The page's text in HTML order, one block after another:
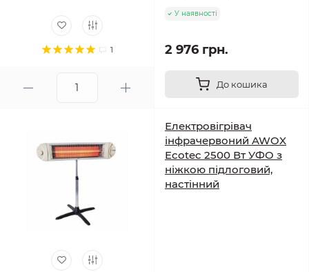
1
У наявності
2 976 грн.
До кошика
Електровігрівач
інфрачервоний AWOX
Ecotec 2500 Вт УФО з
ніжкою підлоговий,
настінний